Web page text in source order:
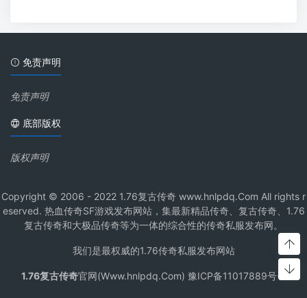
免责声明
免责声明
底部版权
版权声明
Copyright © 2006 - 2022 1.76复古传奇 www.hnlpdq.Com All rights r
eserved. 热血传奇SF游戏发布网站，集最新精品传奇、复古传奇、1.76
复古传奇和大极品传奇等为一体的综合性的传奇私服发布网。
我们是最权威的1.76传奇私服发布网站
1.76复古传奇官网(Www.hnlpdq.Com) 豫ICP备11017889号-1